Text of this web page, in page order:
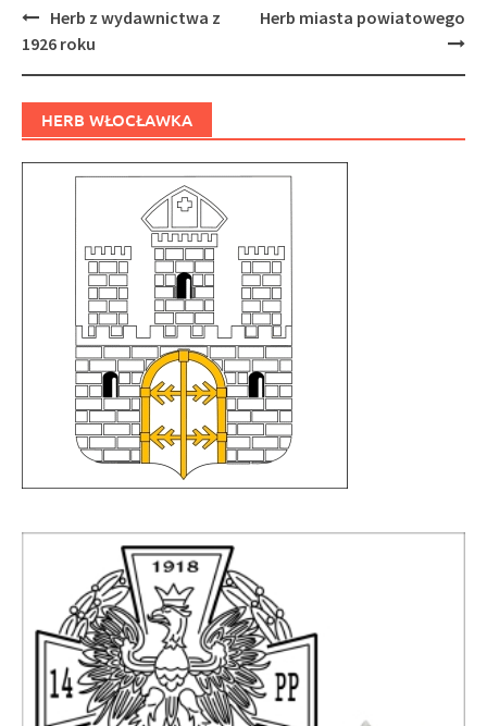
Post
navigation
Herb z wydawnictwa z
1926 roku
Herb miasta powiatowego
HERB WŁOCŁAWKA